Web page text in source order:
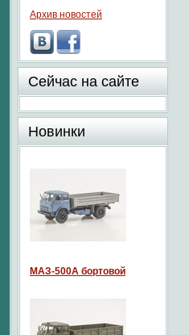
Архив новостей
Сейчас на сайте
Новинки
МАЗ-500А бортовой